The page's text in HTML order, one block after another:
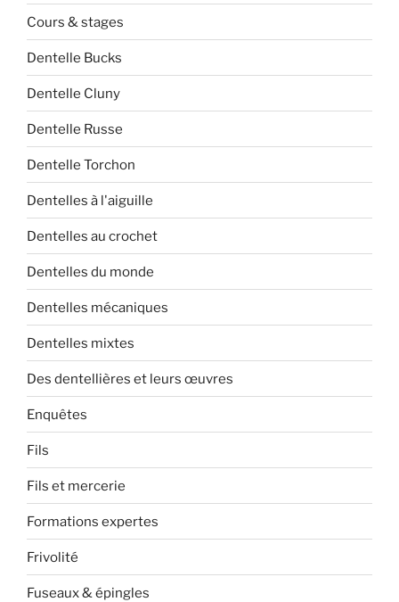
Cours & stages
Dentelle Bucks
Dentelle Cluny
Dentelle Russe
Dentelle Torchon
Dentelles à l'aiguille
Dentelles au crochet
Dentelles du monde
Dentelles mécaniques
Dentelles mixtes
Des dentellières et leurs œuvres
Enquêtes
Fils
Fils et mercerie
Formations expertes
Frivolité
Fuseaux & épingles